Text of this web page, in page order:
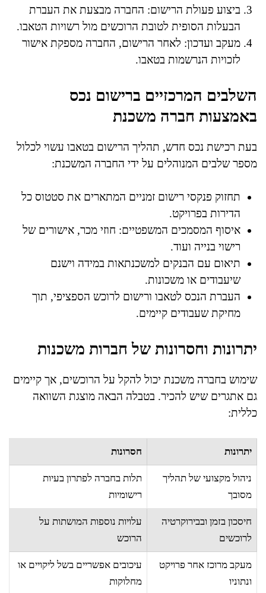
ביצוע פעולת הרישום: החברה מבצעת את העברת
הבעלות הסופית לטובת הרוכשים מול רשויות הטאבו.
מעקב ועדכון: לאחר הרישום, החברה מספקת אישור
לזכויות הנרשמות בטאבו.
השלבים המרכזיים ברישום נכס
באמצעות חברה משכנת
בעת רכישת נכס חדש, תהליך הרישום בטאבו עשוי לכלול
מספר שלבים המנוהלים על ידי החברה המשכנת:
תחזוק פנקסי רישום זמניים המתארים את סטטוס כל
הדירות בפרויקט.
איסוף המסמכים המשפטיים: חוזי מכר, אישורים של
רישוי בנייה ועוד.
תיאום עם הבנקים למשכנתאות במידה וישנם
שיעבודים או משכונות.
העברת הנכס לטאבו ורישום לרוכש הספציפי, תוך
מחיקת שעבודים קיימים.
יתרונות וחסרונות של חברות משכנות
שימוש בחברה משכנת יכול להקל על הרוכשים, אך קיימים
גם אתגרים שיש להכיר. בטבלה הבאה מוצגת השוואה
כללית:
יתרונות חסרונות
ניהול מקצועי של תהליך
מסובך
תלות בחברה לפתרון בעיות
רישומיות
חיסכון בזמן ובבירוקרטיה
לרוכשים
עלויות נוספות המושתות על
הרוכש
מעקב מרוכז אחר פרויקט
ונתוניו
עיכובים אפשריים בשל ליקויים או
מחלוקות